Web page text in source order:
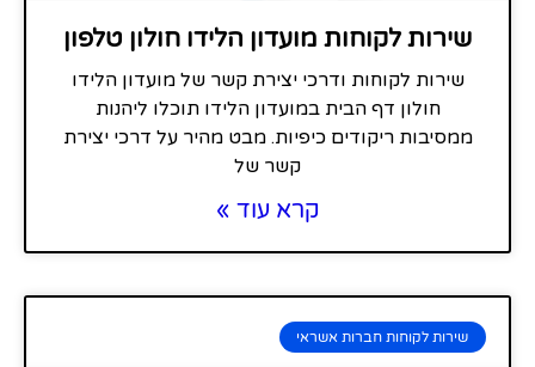
שירות לקוחות מועדון הלידו חולון טלפון
שירות לקוחות ודרכי יצירת קשר של מועדון הלידו
חולון דף הבית במועדון הלידו תוכלו ליהנות
ממסיבות ריקודים כיפיות. מבט מהיר על דרכי יצירת
קשר של
קרא עוד »
שירות לקוחות חברות אשראי